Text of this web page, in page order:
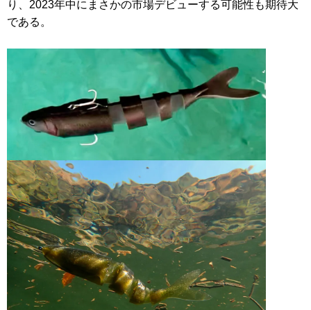
り、2023年中にまさかの市場デビューする可能性も期待大
である。